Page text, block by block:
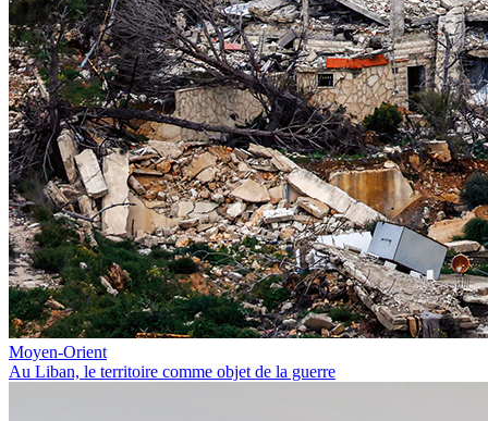
Moyen-Orient
Au Liban, le territoire comme objet de la guerre